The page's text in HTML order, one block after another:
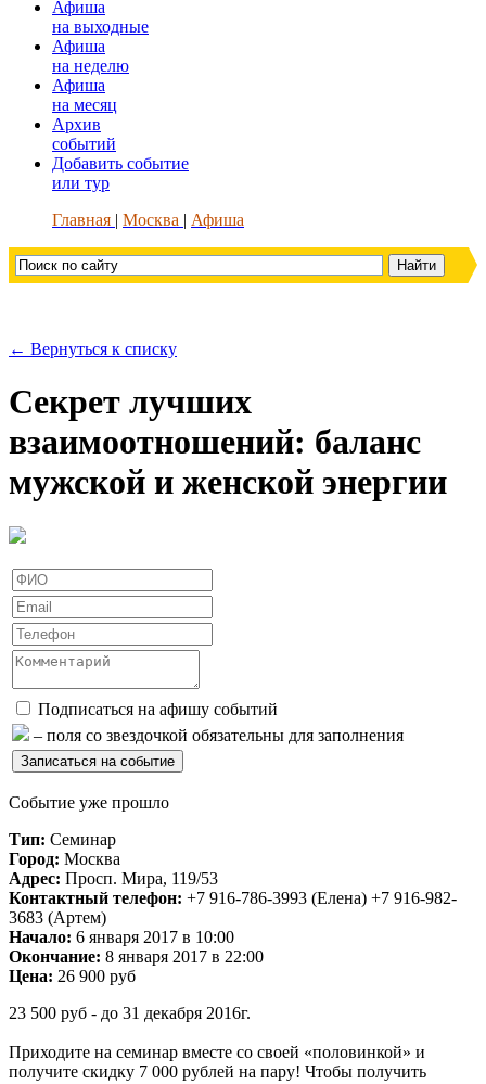
Афиша
на выходные
Афиша
на неделю
Афиша
на месяц
Архив
событий
Добавить событие
или тур
Главная
Москва Афиша
← Вернуться к списку
Секрет лучших
взаимоотношений: баланс
мужской и женской энергии
Подписаться на афишу событий
– поля со звездочкой обязательны для заполнения
Событие уже прошло
Тип: Семинар
Город: Москва
Адрес: Просп. Мира, 119/53
Контактный телефон: +7 916-786-3993 (Елена) +7 916-982-
3683 (Артем)
Начало: 6 января 2017 в 10:00
Окончание: 8 января 2017 в 22:00
Цена: 26 900 руб
23 500 руб - до 31 декабря 2016г.
Приходите на семинар вместе со своей «половинкой» и
получите скидку 7 000 рублей на пару! Чтобы получить